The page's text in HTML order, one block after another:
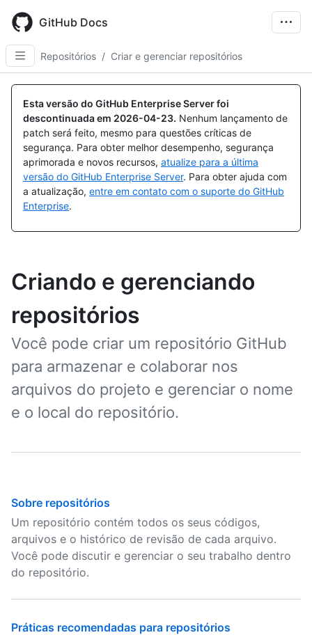
main
content
GitHub Docs
Repositórios / Criar e gerenciar repositórios
Esta versão do GitHub Enterprise Server foi
descontinuada em 2026-04-23. Nenhum lançamento de
patch será feito, mesmo para questões críticas de
segurança. Para obter melhor desempenho, segurança
aprimorada e novos recursos, atualize para a última
versão do GitHub Enterprise Server. Para obter ajuda com
a atualização, entre em contato com o suporte do GitHub
Enterprise.
Criando e gerenciando
repositórios
Você pode criar um repositório GitHub
para armazenar e colaborar nos
arquivos do projeto e gerenciar o nome
e o local do repositório.
Sobre repositórios
Um repositório contém todos os seus códigos,
arquivos e o histórico de revisão de cada arquivo.
Você pode discutir e gerenciar o seu trabalho dentro
do repositório.
Práticas recomendadas para repositórios